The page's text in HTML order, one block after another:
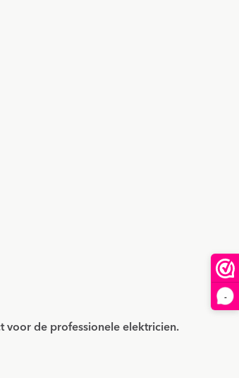
-
voor de professionele elektricien.